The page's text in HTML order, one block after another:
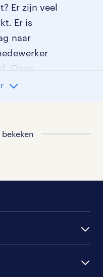
Er zijn veel
Er is
naar
Onze
van